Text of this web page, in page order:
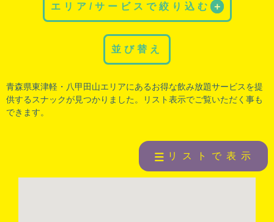
エリア/サービスで絞り込む ＋
並び替え
青森県東津軽 ・ 八甲田山エリアにあるお得な飲み放題サービスを提
供するスナックが見つかりました。リスト表示でご覧いただく事も
できます。
リストで表示